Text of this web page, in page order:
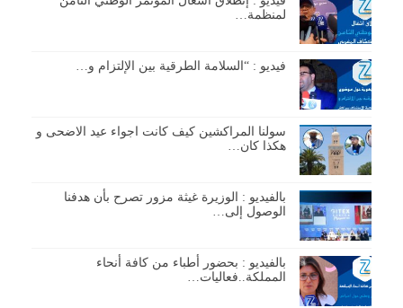
لمنظمة…
فيديو : “السلامة الطرقية بين الإلتزام و…
سولنا المراكشين كيف كانت اجواء عيد الاضحى و
هكذا كان…
بالفيديو : الوزيرة غيثة مزور تصرح بأن هدفنا
الوصول إلى…
بالفيديو : بحضور أطباء من كافة أنحاء
المملكة..فعاليات…